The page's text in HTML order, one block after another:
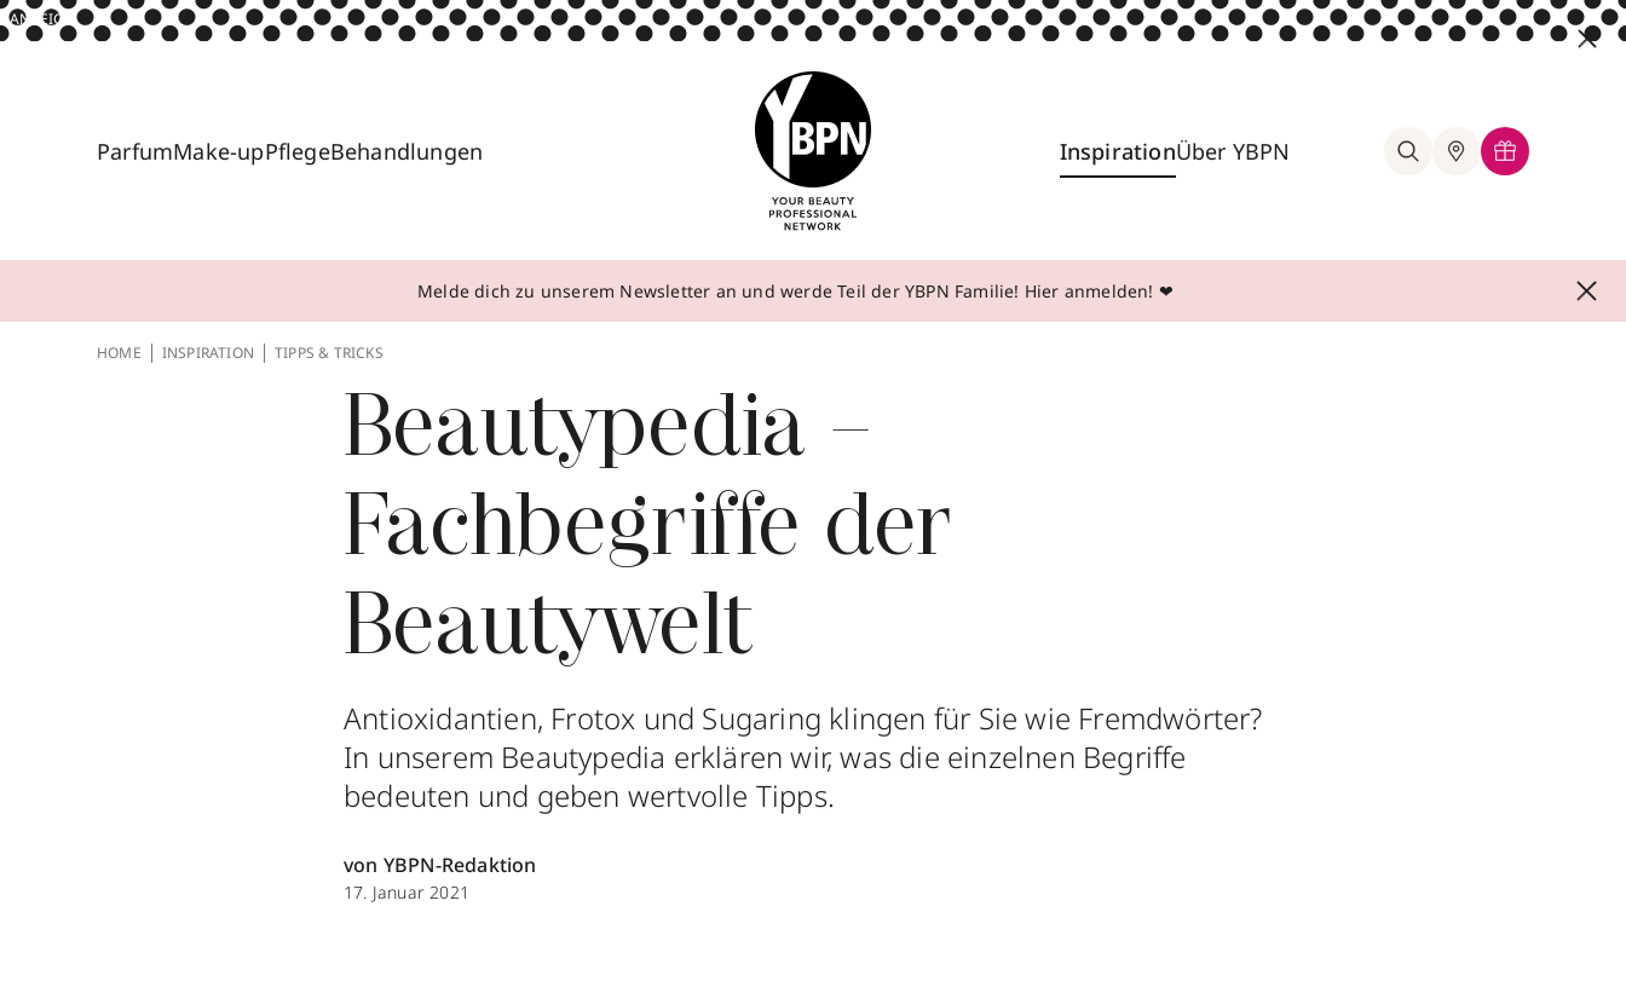
ANZEIGE
ParfumMake-upPflegeBehandlungen InspirationÜber YBPN
Melde dich zu unserem Newsletter an und werde Teil der YBPN Familie! Hier anmelden! ❤
HOME INSPIRATION TIPPS & TRICKS
Beautypedia –
Fachbegriffe der
Beautywelt
Antioxidantien, Frotox und Sugaring klingen für Sie wie Fremdwörter?
In unserem Beautypedia erklären wir, was die einzelnen Begriffe
bedeuten und geben wertvolle Tipps.
von YBPN-Redaktion
17. Januar 2021